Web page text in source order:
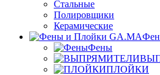
Стальные
Полировщики
Керамические
Фены
ПЛОЙКИ